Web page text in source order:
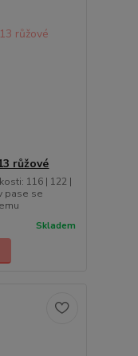
růžové
116 | 122 |
pase se
Skladem